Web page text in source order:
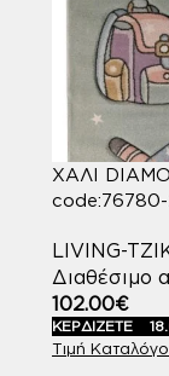
ΧΑΛΙ
LIVING-
Διαθέσιμο
102.00€
ΚΕΡΔΙΖΕΤΕ